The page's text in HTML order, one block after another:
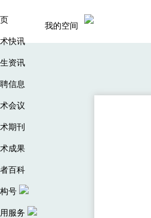
快讯
资讯
信息
会议
期刊
成果
百科
号
服务
我的空间